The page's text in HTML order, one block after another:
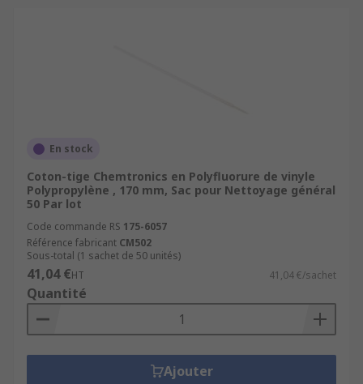
En stock
Coton-tige Chemtronics en Polyfluorure de vinyle
Polypropylène , 170 mm, Sac pour Nettoyage général
50 Par lot
Code commande RS 175-6057
Référence fabricant CM502
Sous-total (1 sachet de 50 unités)
41,04 €HT 41,04 €/sachet
Quantité
Ajouter